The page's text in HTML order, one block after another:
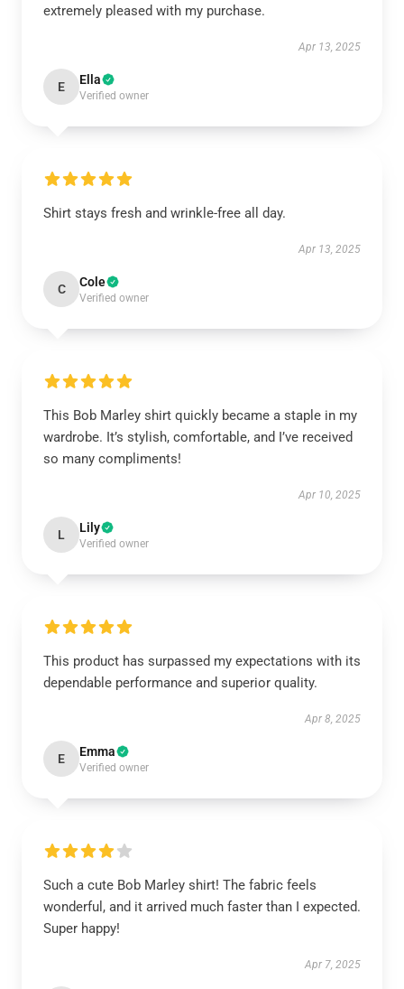
extremely pleased with my purchase.
Apr 13, 2025
E Ella
Verified owner
Shirt stays fresh and wrinkle-free all day.
Apr 13, 2025
C Cole
Verified owner
This Bob Marley shirt quickly became a staple in my
wardrobe. It’s stylish, comfortable, and I’ve received
so many compliments!
Apr 10, 2025
L Lily
Verified owner
This product has surpassed my expectations with its
dependable performance and superior quality.
Apr 8, 2025
E Emma
Verified owner
Such a cute Bob Marley shirt! The fabric feels
wonderful, and it arrived much faster than I expected.
Super happy!
Apr 7, 2025